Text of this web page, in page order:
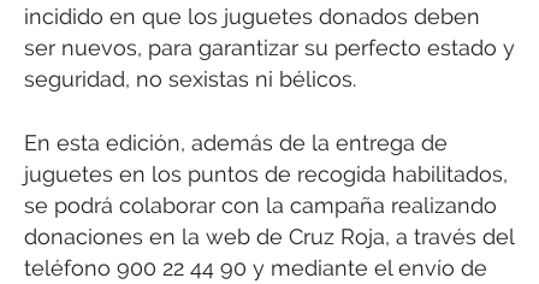
incidido en que los juguetes donados deben
ser nuevos, para garantizar su perfecto estado y
seguridad, no sexistas ni bélicos.
En esta edición, además de la entrega de
juguetes en los puntos de recogida habilitados,
se podrá colaborar con la campaña realizando
donaciones en la web de Cruz Roja, a través del
teléfono 900 22 44 90 y mediante el envío de